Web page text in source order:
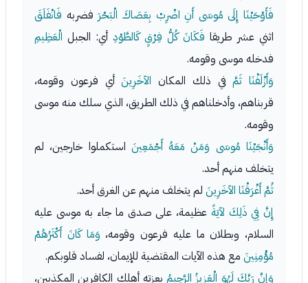
فَأَوْحَيْنَا إِلَى مُوسَى أَنِ اضْرِبْ بِعَصَاكَ الْبَحْرَفضربه فَانْفَلَقَ
اثني عشر طريقا فَكَانَ كُلُّ فِرْقٍ كَالطَّوْدِ أي: الجبل الْعَظِيمِ
فدخله موسى وقومه.
وَأَزْلَفْنَا ثَمَّفي ذلك المكان الآخَرِينَأي فرعون وقومه،
قربناهم، وأدخلناهم في ذلك الطريق، الذي سلك منه موسى
وقومه.
وَأَنْجَيْنَا مُوسَى وَمَنْ مَعَهُ أَجْمَعِينَ استكملوا خارجين، لم
يتخلف منهم أحد.
ثُمَّ أَغْرَقْنَا الآخَرِينَ لم يتخلف منهم عن الغرق أحد.
إِنَّ فِي ذَلِكَ لآيَةً عظيمة، على صدق ما جاء به موسى عليه
السلام، وبطلان ما عليه فرعون وقومه، وَمَا كَانَ أَكْثَرُهُمْ
مُؤْمِنِينَ مع هذه الآيات المقتضية للإيمان، لفساد قلوبكم.
وَإِنَّ رَبَّكَ لَهُوَ الْعَزِيزُ الرَّحِيمُ بعزته أهلك الكافرين المكذبين،